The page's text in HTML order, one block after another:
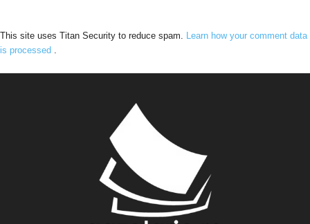
This site uses Titan Security to reduce spam. Learn how your comment data
is processed .